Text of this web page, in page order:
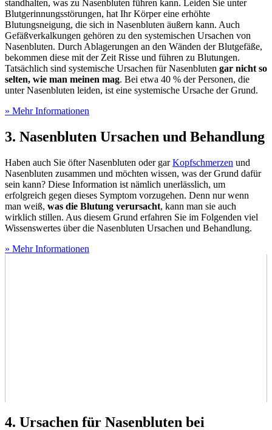
standhalten, was zu Nasenbluten führen kann. Leiden Sie unter
Blutgerinnungsstörungen, hat Ihr Körper eine erhöhte
Blutungsneigung, die sich in Nasenbluten äußern kann. Auch
Gefäßverkalkungen gehören zu den systemischen Ursachen von
Nasenbluten. Durch Ablagerungen an den Wänden der Blutgefäße,
bekommen diese mit der Zeit Risse und führen zu Blutungen.
Tatsächlich sind systemische Ursachen für Nasenbluten gar nicht so
selten, wie man meinen mag. Bei etwa 40 % der Personen, die
unter Nasenbluten leiden, ist eine systemische Ursache der Grund.
» Mehr Informationen
3. Nasenbluten Ursachen und Behandlung
Haben auch Sie öfter Nasenbluten oder garKopfschmerzen und
Nasenbluten zusammen und möchten wissen, was der Grund dafür
sein kann? Diese Information ist nämlich unerlässlich, um
erfolgreich gegen dieses Symptom vorzugehen. Denn nur wenn
man weiß, was die Blutung verursacht, kann man sie auch
wirklich stillen. Aus diesem Grund erfahren Sie im Folgenden viel
Wissenswertes über die Nasenbluten Ursachen und Behandlung.
» Mehr Informationen
4. Ursachen für Nasenbluten bei